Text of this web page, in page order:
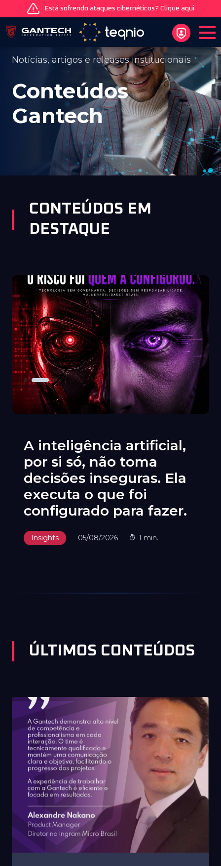
Está sofrendo ataques cibernéticos? Clique aqui
Notícias, artigos e releases institucionais
Conteúdos
Gantech
CONTEÚDOS EM
DESTAQUE
O futuro da defesa
contra ameaças está na
camada IP?
Insights 11/06/2026 2 min.
ÚLTIMOS CONTEÚDOS